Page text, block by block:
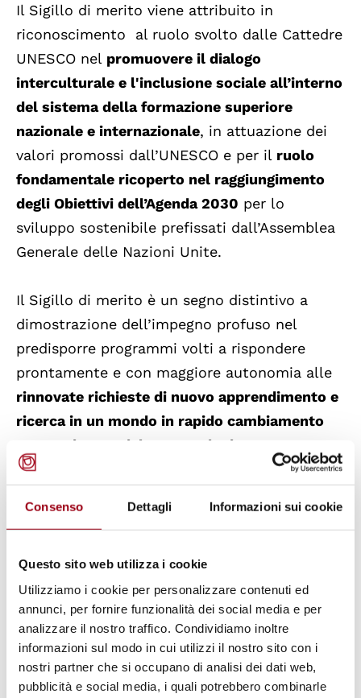
Consenso Dettagli Informazioni sui cookie
Questo sito web utilizza i cookie
Utilizziamo i cookie per personalizzare contenuti ed
annunci, per fornire funzionalità dei social media e per
analizzare il nostro traffico. Condividiamo inoltre
informazioni sul modo in cui utilizzi il nostro sito con i
nostri partner che si occupano di analisi dei dati web,
pubblicità e social media, i quali potrebbero combinarle
Il Sigillo di merito viene attribuito in
riconoscimento al ruolo svolto dalle Cattedre
UNESCO nel promuovere il dialogo
interculturale e l'inclusione sociale all’interno
del sistema della formazione superiore
nazionale e internazionale, in attuazione dei
valori promossi dall’UNESCO e per il ruolo
fondamentale ricoperto nel raggiungimento
degli Obiettivi dell’Agenda 2030 per lo
sviluppo sostenibile prefissati dall’Assemblea
Generale delle Nazioni Unite.
Il Sigillo di merito è un segno distintivo a
dimostrazione dell’impegno profuso nel
predisporre programmi volti a rispondere
prontamente e con maggiore autonomia alle
rinnovate richieste di nuovo apprendimento e
ricerca in un mondo in rapido cambiamento
economico, sociale e tecnologico
democrazia e pace" è stata istituita nel 1999
l'Università di Padova e svolge le proprie
attività educative e di ricerca in collegamento
organico con il Centro di Ateneo per i Diritti
Umani. La Cattedra contribuisce a qualificare
la dimensione internazionale delle attività di
insegnamento e ricerca del Centro.